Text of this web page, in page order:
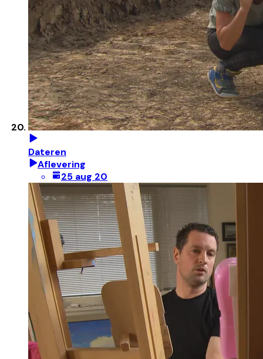
Dateren
Aflevering
25 aug 20